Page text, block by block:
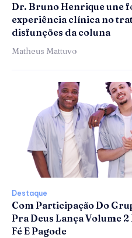
Dr. Bruno Henrique une
experiência clínica no
disfunções da coluna
Matheus Mattuvo
Destaque
Com Participação Do
Pra Deus Lança Volume
Fé E Pagode